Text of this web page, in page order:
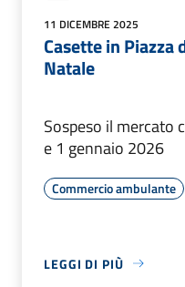
11 DICEMBRE 2025
Casette in Piazza
Natale
Sospeso il mercato
e 1 gennaio 2026
Commercio ambulante
LEGGI DI PIÙ